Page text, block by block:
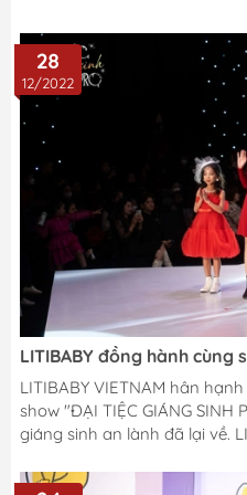
28
12/2022
LITIBABY đồng hành cùng
SINH"
LITIBABY VIETNAM hân
show "ĐẠI TIỆC GIÁNG SINH PRO 2022"
giáng sinh an lành đã lại về.
thần nhỏ đi qua một mùa